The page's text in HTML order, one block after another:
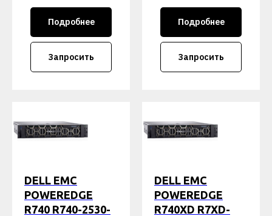
Подробнее
Запросить
Подробнее
Запросить
DELL EMC
POWEREDGE
R740 R740-2530-
DELL EMC
POWEREDGE
R740XD R7XD-